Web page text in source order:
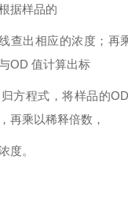
据样品的
查出相应的浓度；再
OD 值计算出标
方程式，将样品的
再乘以稀释倍数，
度。